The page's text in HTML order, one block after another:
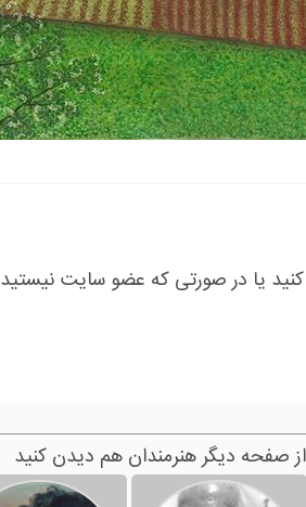
کنید یا در صورتی که عضو سایت نیستید
صفحه دیگر هنرمندان هم دیدن کنید